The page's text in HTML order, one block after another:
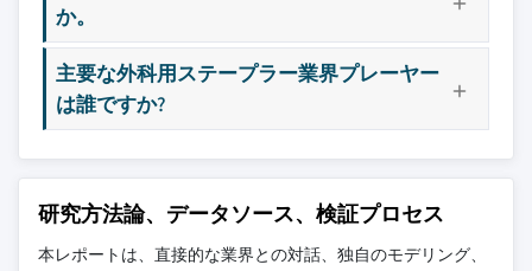
か。
主要な外科用ステープラー業界プレーヤー
は誰ですか?
研究方法論、データソース、検証プロセス
本レポートは、直接的な業界との対話、独自のモデリング、